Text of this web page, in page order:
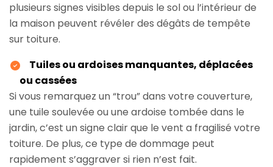
plusieurs signes visibles depuis le sol ou l’intérieur de
la maison peuvent révéler des dégâts de tempête
sur toiture.
Tuiles ou ardoises manquantes, déplacées
ou cassées
Si vous remarquez un “trou” dans votre couverture,
une tuile soulevée ou une ardoise tombée dans le
jardin, c’est un signe clair que le vent a fragilisé votre
toiture. De plus, ce type de dommage peut
rapidement s’aggraver si rien n’est fait.